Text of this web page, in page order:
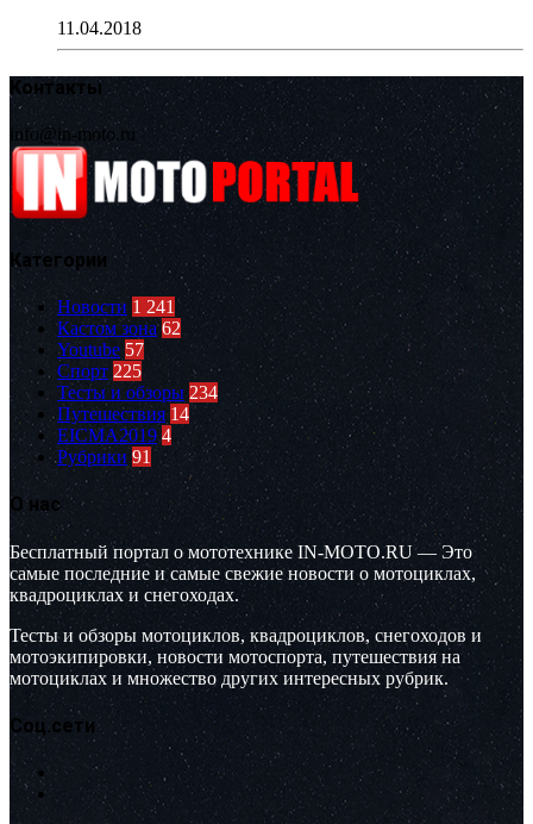
11.04.2018
Контакты
info@in-moto.ru
Категории
Новости 1 241
Кастом зона 62
Youtube 57
Спорт 225
Тесты и обзоры 234
Путешествия 14
EICMA2019 4
Рубрики 91
О нас
Бесплатный портал о мототехнике IN-MOTO.RU — Это
самые последние и самые свежие новости о мотоциклах,
квадроциклах и снегоходах.
Тесты и обзоры мотоциклов, квадроциклов, снегоходов и
мотоэкипировки, новости мотоспорта, путешествия на
мотоциклах и множество других интересных рубрик.
Соц.сети